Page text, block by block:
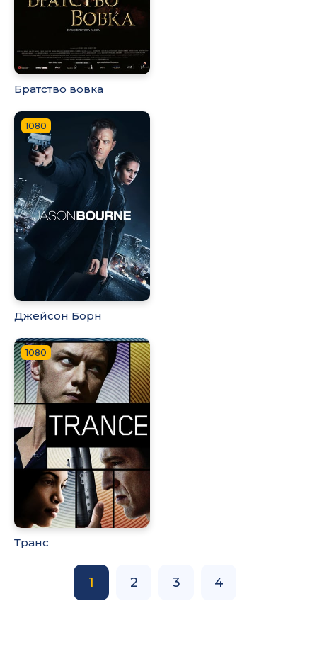
Братство вовка
1080
Джейсон Борн
1080
Транс
1 2 3 4